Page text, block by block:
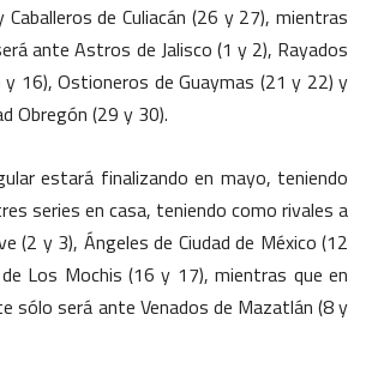
de Culiacán (26 y 27), mientras
ante Astros de Jalisco (1 y 2), Rayados
16), Ostioneros de Guaymas (21 y 22) y
Obregón (29 y 30).
estará finalizando en mayo, teniendo
series en casa, teniendo como rivales a
(2 y 3), Ángeles de Ciudad de México (12
Los Mochis (16 y 17), mientras que en
sólo será ante Venados de Mazatlán (8 y